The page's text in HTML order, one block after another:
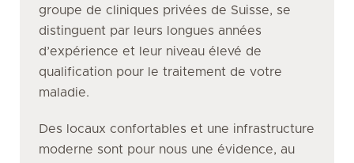
groupe de cliniques privées de Suisse, se
distinguent par leurs longues années
d’expérience et leur niveau élevé de
qualification pour le traitement de votre
maladie.
Des locaux confortables et une infrastructure
moderne sont pour nous une évidence, au